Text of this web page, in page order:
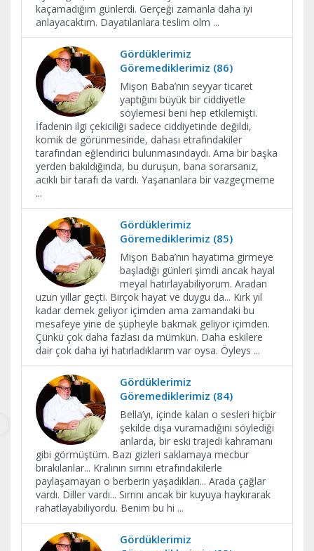
kaçamadığım günlerdi. Gerçeği zamanla daha iyi
anlayacaktım. Dayatılanlara teslim olm ...
Gördüklerimiz
Göremediklerimiz (86)
Mişon Baba’nın seyyar ticaret
yaptığını büyük bir ciddiyetle
söylemesi beni hep etkilemişti.
İfadenin ilgi çekiciliği sadece ciddiyetinde değildi,
komik de görünmesinde, dahası etrafındakiler
tarafından eğlendirici bulunmasındaydı. Ama bir başka
yerden bakıldığında, bu duruşun, bana sorarsanız,
acıklı bir tarafı da vardı. Yaşananlara bir vazgeçmeme
...
Gördüklerimiz
Göremediklerimiz (85)
Mişon Baba’nın hayatıma girmeye
başladığı günleri şimdi ancak hayal
meyal hatırlayabiliyorum. Aradan
uzun yıllar geçti. Birçok hayat ve duygu da... Kırk yıl
kadar demek geliyor içimden ama zamandaki bu
mesafeye yine de şüpheyle bakmak geliyor içimden.
Çünkü çok daha fazlası da mümkün. Daha eskilere
dair çok daha iyi hatırladıklarım var oysa. Öyleys ...
Gördüklerimiz
Göremediklerimiz (84)
Bella’yı, içinde kalan o sesleri hiçbir
şekilde dışa vuramadığını söylediği
anlarda, bir eski trajedi kahramanı
gibi görmüştüm. Bazı gizleri saklamaya mecbur
bırakılanlar... Kralının sırrını etrafındakilerle
paylaşamayan o berberin yaşadıkları... Arada çağlar
vardı. Diller vardı... Sırrını ancak bir kuyuya haykırarak
rahatlayabiliyordu. Benim bu hi ...
Gördüklerimiz